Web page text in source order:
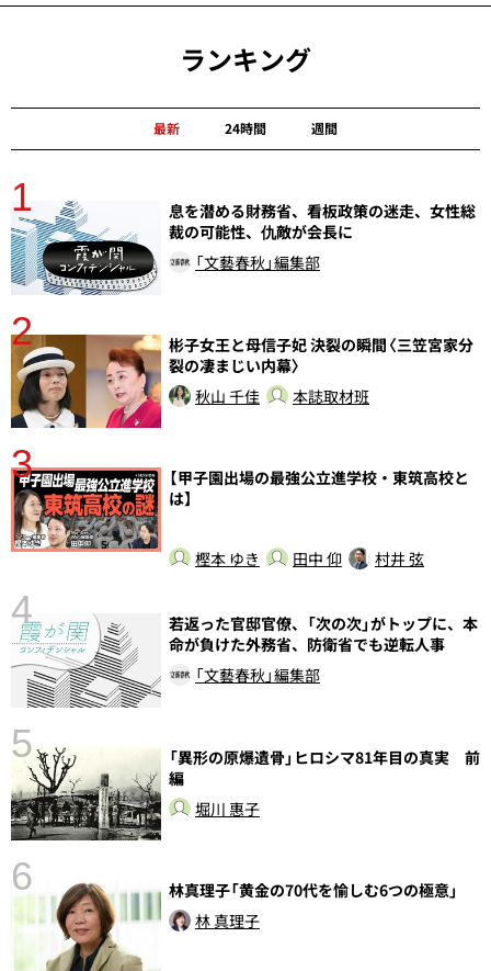
ランキング
最新 24時間 週間
1
息を潜める財務省、看板政策の迷走、女性総
裁の可能性、仇敵が会長に
「文藝春秋」編集部
2
彬子女王と母信子妃 決裂の瞬間〈三笠宮家分
裂の凄まじい内幕〉
秋山 千佳
本誌取材班
3
【甲子園出場の最強公立進学校・東筑高校と
は】
樫本 ゆき 田中 仰 村井 弦
4
若返った官邸官僚、「次の次」がトップに、本
命が負けた外務省、防衛省でも逆転人事
「文藝春秋」編集部
5
「異形の原爆遺骨」ヒロシマ81年目の真実 前
編
堀川 惠子
6
林真理子「黄金の70代を愉しむ6つの極意」
林 真理子